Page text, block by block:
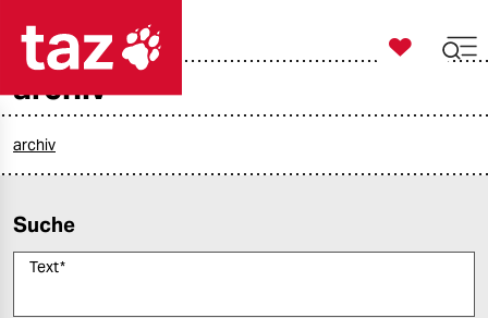
politik

taz zahl ich
archiv
archiv
Suche
Text*